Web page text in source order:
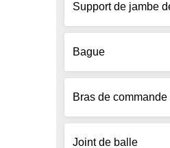
Support de jambe
Bague
Bras de commande
Joint de balle